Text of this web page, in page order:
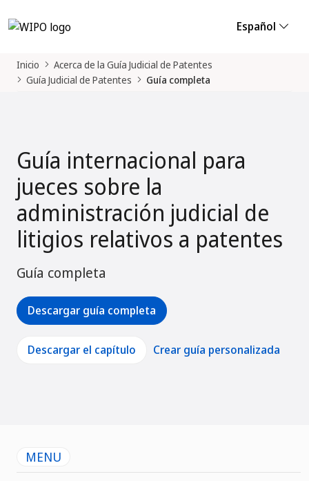
Español
Inicio
Acerca de la Guía Judicial de Patentes
Guía Judicial de Patentes
Guía completa
Guía internacional para
jueces sobre la
administración judicial de
litigios relativos a patentes
Guía completa
Descargar guía completa
Descargar el capítulo Crear guía personalizada
MENU